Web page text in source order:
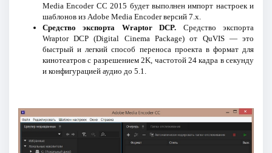
Media Encoder CC 2015 будет выполнен импорт настроек и
шаблонов из Adobe Media Encoder версий 7.x.
Средство экспорта Wraptor DCP. Средство экспорта
Wraptor DCP (Digital Cinema Package) от QuVIS — это
быстрый и легкий способ переноса проекта в формат для
кинотеатров с разрешением 2K, частотой 24 кадра в секунду
и конфигурацией аудио до 5.1.